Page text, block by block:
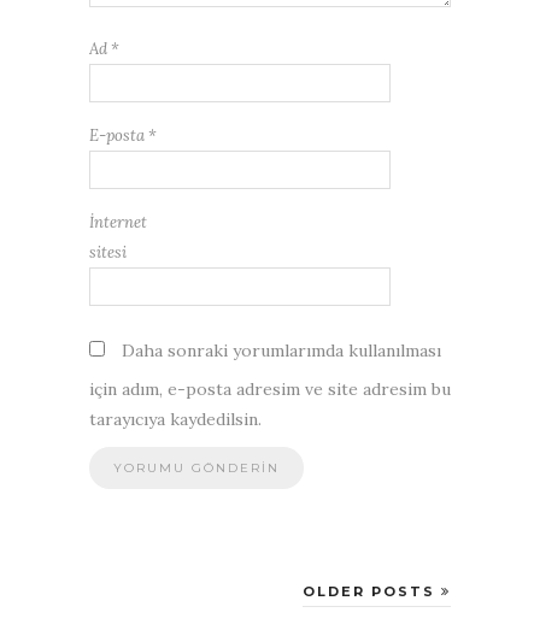
Ad *
E-posta *
İnternet
sitesi
Daha sonraki yorumlarımda kullanılması
için adım, e-posta adresim ve site adresim bu
tarayıcıya kaydedilsin.
OLDER POSTS